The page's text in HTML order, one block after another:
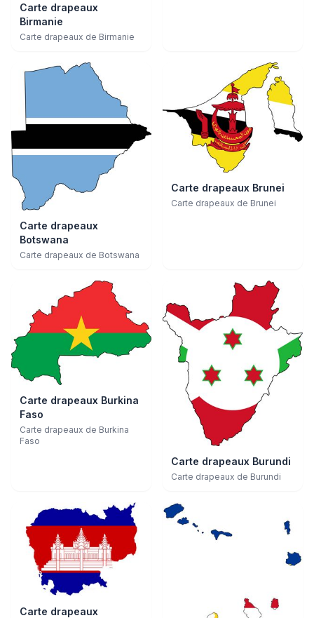
Carte drapeaux
Birmanie
Carte drapeaux de Birmanie
Carte drapeaux
Botswana
Carte drapeaux de Botswana
Carte drapeaux Brunei
Carte drapeaux de Brunei
Carte drapeaux Burkina
Faso
Carte drapeaux de Burkina
Faso
Carte drapeaux Burundi
Carte drapeaux de Burundi
Carte drapeaux